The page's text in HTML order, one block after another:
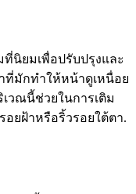
ที่นิยมเพื่อปรับปรุงและ
ที่มักทำให้หน้าดูเหนื่อย
วณนี้ช่วยในการเติม
อยฝ้าหรือริ้วรอยใต้ตา.